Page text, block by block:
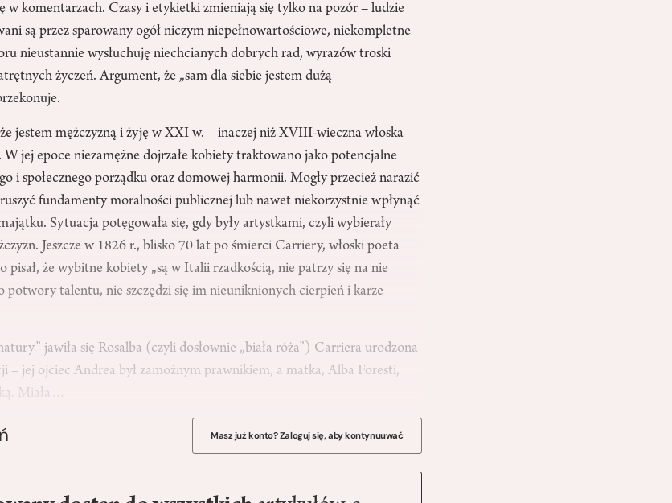
w komentarzach. Czasy i etykietki zmieniają się tylko na pozór – ludzie
są przez sparowany ogół niczym niepełnowartościowe, niekompletne
nieustannie wysłuchuję niechcianych dobrych rad, wyrazów troski
życzeń. Argument, że „sam dla siebie jestem dużą
jestem mężczyzną i żyję w XXI w. – inaczej niż XVIII-wieczna włoska
jej epoce niezamężne dojrzałe kobiety traktowano jako potencjalne
i społecznego porządku oraz domowej harmonii. Mogły przecież narazić
fundamenty moralności publicznej lub nawet niekorzystnie wpłynąć
Sytuacja potęgowała się, gdy były artystkami, czyli wybierały
Jeszcze w 1826 r., blisko 70 lat po śmierci Carriery, włoski poeta
pisał, że wybitne kobiety „są w Italii rzadkością, nie patrzy się na nie
potwory talentu, nie szczędzi się im nieuniknionych cierpień i karze
jawiła się Rosalba (czyli dosłownie „biała róża”) Carriera urodzona
– jej ojciec Andrea był zamożnym prawnikiem, a matka, Alba Foresti,
Miała…
Masz już konto? Zaloguj się, aby kontynuuwać